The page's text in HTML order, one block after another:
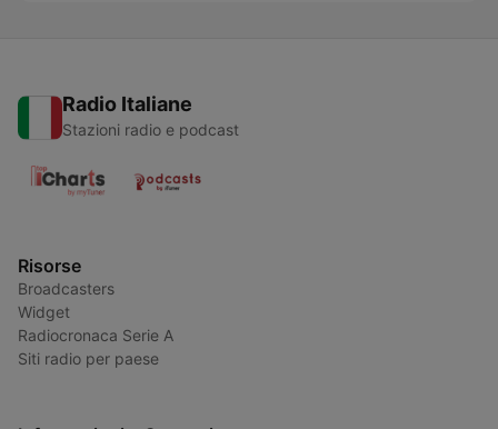
Radio Italiane
Stazioni radio e podcast
Risorse
Broadcasters
Widget
Radiocronaca Serie A
Siti radio per paese